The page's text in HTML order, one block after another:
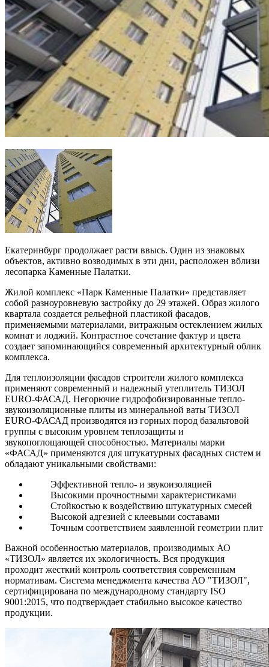
Екатеринбург продолжает расти ввысь. Один из знаковых
объектов, активно возводимых в эти дни, расположен вблизи
лесопарка Каменные Палатки.
Жилой комплекс «Парк Каменные Палатки» представляет
собой разноуровневую застройку до 29 этажей. Образ жилого
квартала создается рельефной пластикой фасадов,
применяемыми материалами, витражным остеклением жилых
комнат и лоджий. Контрастное сочетание фактур и цвета
создает запоминающийся современный архитектурный облик
комплекса.
Для теплоизоляции фасадов строители жилого комплекса
применяют современный и надежный утеплитель ТИЗОЛ
EURO-ФАСАД. Негорючие гидрофобизированные тепло-
звукоизоляционные плиты из минеральной ваты ТИЗОЛ
EURO-ФАСАД производятся из горных пород базальтовой
группы с высоким уровнем теплозащиты и
звукопоглощающей способностью. Материалы марки
«ФАСАД» применяются для штукатурных фасадных систем и
обладают уникальными свойствами:
Эффективной тепло- и звукоизоляцией
Высокими прочностными характеристиками
Стойкостью к воздействию штукатурных смесей
Высокой адгезией с клеевыми составами
Точным соответствием заявленной геометрии плит
Важной особенностью материалов, производимых АО
«ТИЗОЛ» является их экологичность. Вся продукция
проходит жесткий контроль соответствия современным
нормативам. Система менеджмента качества АО "ТИЗОЛ",
сертифицирована по международному стандарту ISO
9001:2015, что подтверждает стабильно высокое качество
продукции.